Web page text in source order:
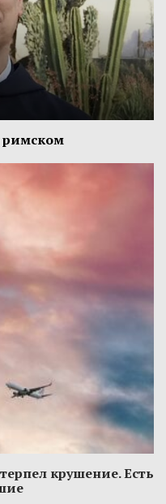
римском
крушение. Есть